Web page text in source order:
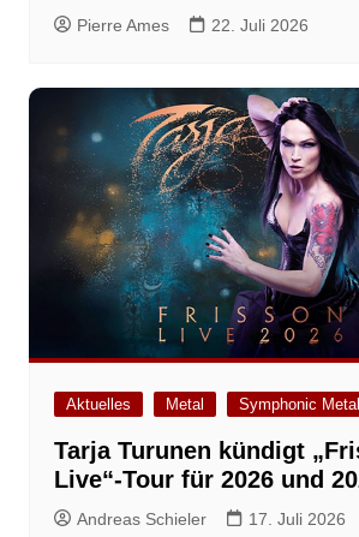
Pierre Ames 22. Juli 2026
Aktuelles Metal Symphonic Metal
Tarja Turunen kündigt
Live“-Tour für 2026 und
Andreas Schieler 17. Juli 2026